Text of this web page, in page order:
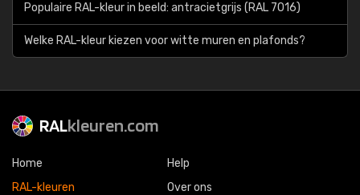
Populaire RAL-kleur in beeld: antracietgrijs (RAL 7016)
Welke RAL-kleur kiezen voor witte muren en plafonds?
RALkleuren.com
Home
RAL-kleuren
Help
Over ons